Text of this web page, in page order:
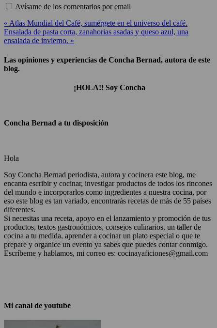
Avísame de los comentarios por email
« Atlas Mundial del Café, sumérgete en el universo del café.
Ensalada de pasta corta, zanahorias asadas y queso azul, una
ensalada de invierno. »
Las opiniones y experiencias de Concha Bernad, autora de este
blog.
¡HOLA!! Soy Concha
Concha Bernad a tu disposición
Hola
Soy Concha Bernad periodista, autora y cocinera este blog, me
encanta escribir y cocinar, investigar productos de todos los rincones
del mundo e incorporarlos como ingredientes a nuestra cocina, por
eso este blog es tan variado, encontrarás recetas de más de 55 países
diferentes.
Si necesitas una receta, apoyo en el lanzamiento y promoción de tus
productos, textos gastronómicos, consejos culinarios, un taller de
cocina a tu medida, aprender a cocinar un plato especial o que te
prepare y organice un evento ya sabes que puedes contar conmigo.
Escríbeme y hablamos, mi correo es: cocinayaficiones@gmail.com
Mi canal de youtube